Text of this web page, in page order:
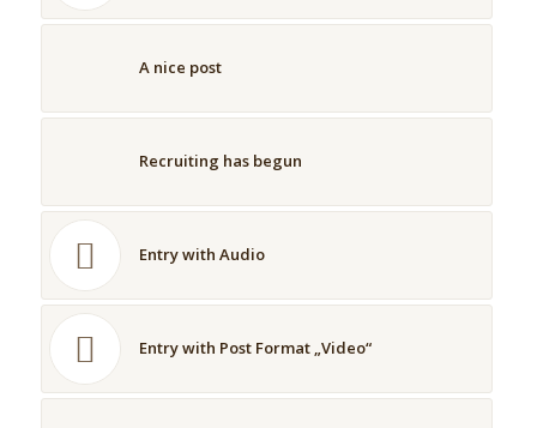
A nice post
Recruiting has begun
Entry with Audio
Entry with Post Format „Video“